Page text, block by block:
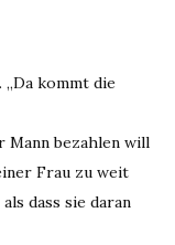
„Da kommt die
Mann bezahlen will
Frau zu weit
dass sie daran